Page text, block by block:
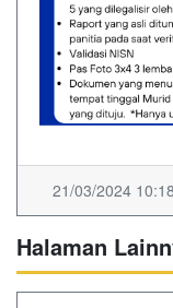
21/03/2024
Halaman